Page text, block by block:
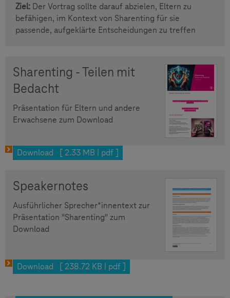
Ziel: Der Vortrag sollte darauf abzielen, Eltern zu
befähigen, im Kontext von Sharenting für sie
passende, aufgeklärte Entscheidungen zu treffen
Sharenting - Teilen mit
Bedacht
Präsentation für Eltern und andere
Erwachsene zum Download
Download [ 2.33 MB | pdf ]
Speakernotes
Ausführlicher Sprecher*innentext zur
Präsentation "Sharenting" zum
Download
Download [ 238.72 KB | pdf ]